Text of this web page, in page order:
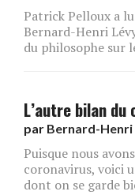
Patrick Pelloux a
Bernard-Henri
du philosophe sur
L’autre bilan
par Bernard-Henri
Puisque nous
coronavirus, voici
dont on se garde